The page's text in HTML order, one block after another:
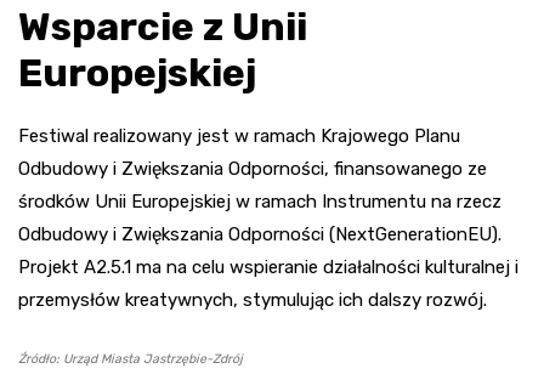
Wsparcie z Unii
Europejskiej
Festiwal realizowany jest w ramach Krajowego Planu
Odbudowy i Zwiększania Odporności, finansowanego ze
środków Unii Europejskiej w ramach Instrumentu na rzecz
Odbudowy i Zwiększania Odporności (NextGenerationEU).
Projekt A2.5.1 ma na celu wspieranie działalności kulturalnej i
przemysłów kreatywnych, stymulując ich dalszy rozwój.
Źródło: Urząd Miasta Jastrzębie-Zdrój